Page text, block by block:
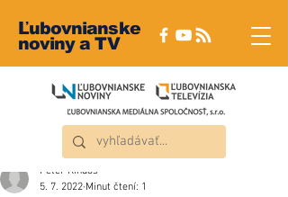
Ľubovnianske
noviny a TV
Peter Rindoš
5. 7. 2022 Minut čtení: 1